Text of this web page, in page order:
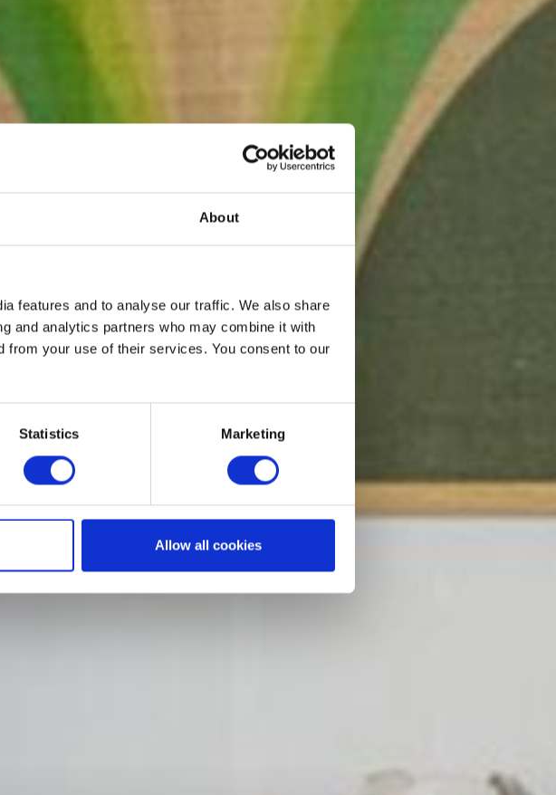
About
features and to analyse our traffic. We also share
and analytics partners who may combine it with
from your use of their services. You consent to our
Statistics Marketing
Allow all cookies